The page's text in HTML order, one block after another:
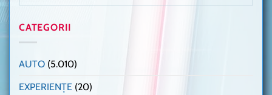
CATEGORII
AUTO (5.010)
EXPERIENȚE (20)